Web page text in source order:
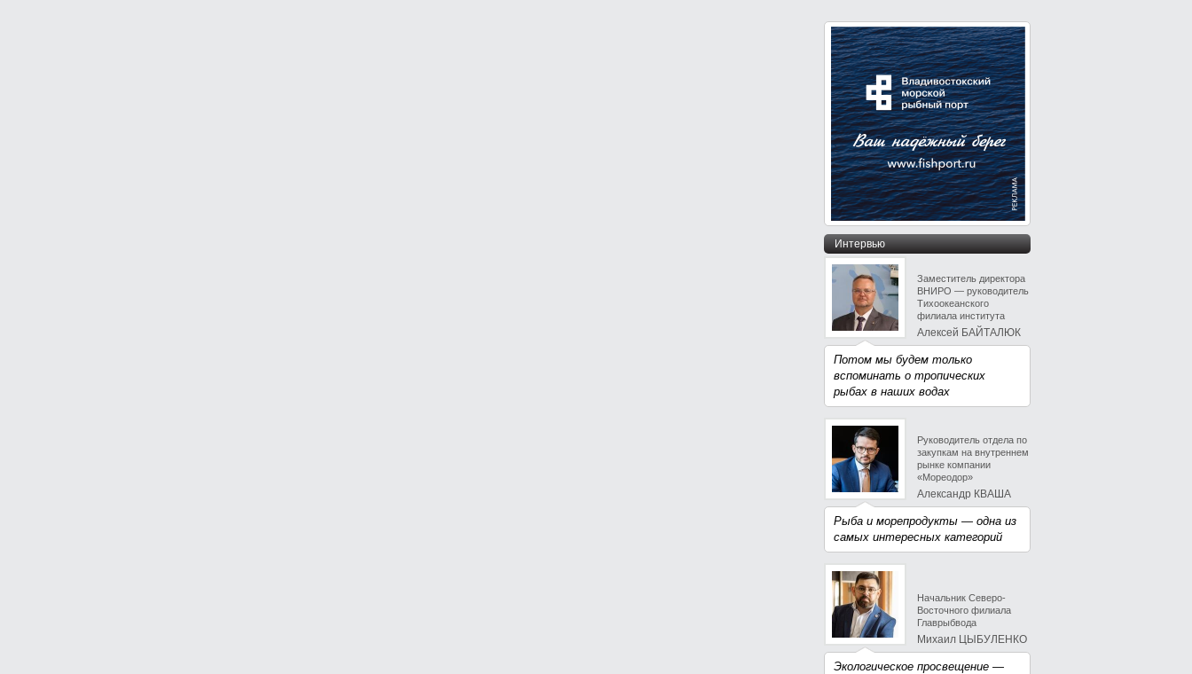
Интервью
Заместитель директора
ВНИРО — руководитель
Тихоокеанского
филиала института
Алексей БАЙТАЛЮК
Потом мы будем только
вспоминать о тропических
рыбах в наших водах
Руководитель отдела по
закупкам на внутреннем
рынке компании
«Мореодор»
Александр КВАША
Рыба и морепродукты — одна из
самых интересных категорий
Начальник Северо-
Восточного филиала
Главрыбвода
Михаил ЦЫБУЛЕНКО
Экологическое просвещение —